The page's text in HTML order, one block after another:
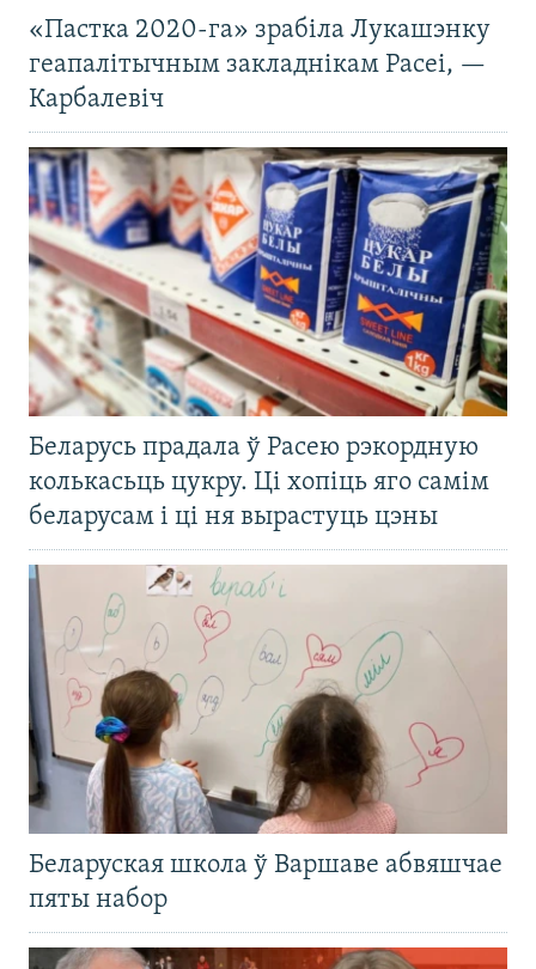
«Пастка 2020-га» зрабіла Лукашэнку
геапалітычным закладнікам Расеі, —
Карбалевіч
Беларусь прадала ў Расею рэкордную
колькасьць цукру. Ці хопіць яго самім
беларусам і ці ня вырастуць цэны
Беларуская школа ў Варшаве абвяшчае
пяты набор